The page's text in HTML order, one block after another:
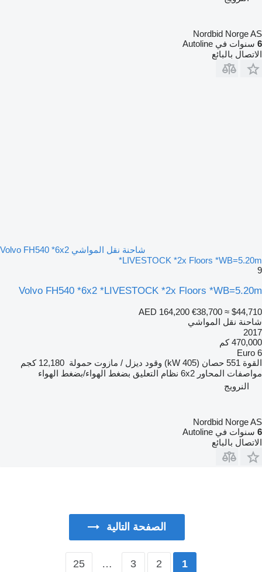
Nordbid Norge AS
6 سنوات في Autoline
الاتصال بالبائع
شاحنة نقل المواشي Volvo FH540 *6x2
*LIVESTOCK *2x Floors *WB=5.20m
9
Volvo FH540 *6x2 *LIVESTOCK *2x Floors *WB=5.20m
AED 164,200 €38,700 ≈ $44,710
شاحنة نقل المواشي
2017
470,000 كم
Euro 6
القوة 551 حصان (405 kW) وقود ديزل / مازوت حمولة 12,180 كجم
مواصفات المحاور 6x2 نظام التعليق بضغط الهواء/بضغط الهواء
النرويج
Nordbid Norge AS
6 سنوات في Autoline
الاتصال بالبائع
الصفحة التالية
1
2
3
…
25